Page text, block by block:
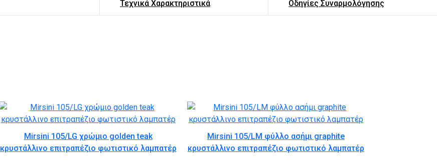
Τεχνικά Χαρακτηριστικά Οδηγίες Συναρμολόγησης
Mirsini 105/LG χρώμιο golden teak
κρυστάλλινο επιτραπέζιο φωτιστικό λαμπατέρ
Mirsini 105/LM φύλλο ασήμι graphite
κρυστάλλινο επιτραπέζιο φωτιστικό λαμπατέρ